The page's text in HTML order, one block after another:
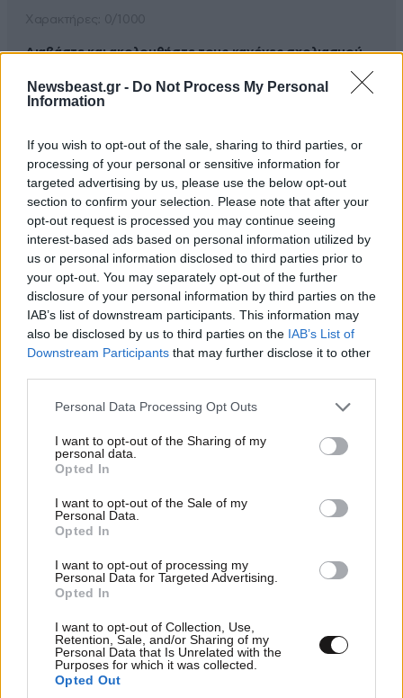
Newsbeast.gr - Do Not Process My Personal
Information
If you wish to opt-out of the sale, sharing to third parties, or
processing of your personal or sensitive information for
targeted advertising by us, please use the below opt-out
section to confirm your selection. Please note that after your
opt-out request is processed you may continue seeing
interest-based ads based on personal information utilized by
us or personal information disclosed to third parties prior to
your opt-out. You may separately opt-out of the further
disclosure of your personal information by third parties on the
IAB’s list of downstream participants. This information may
also be disclosed by us to third parties on the IAB’s List of
Downstream Participants that may further disclose it to other
Please note that this website/app uses one or more Google
not limited to your visit or usage behaviour. You may click to
grant or deny consent to Google and its third-party tags to
use your data for below specified purposes in below Google
consent section.
Personal Data Processing Opt Outs
I want to opt-out of the Sharing of my
personal data.
Opted In
I want to opt-out of the Sale of my
Personal Data.
Opted In
I want to opt-out of processing my
Personal Data for Targeted Advertising.
Opted In
I want to opt-out of Collection, Use,
Retention, Sale, and/or Sharing of my
Personal Data that Is Unrelated with the
Purposes for which it was collected.
Opted Out
Διαβάστε και ακολουθήστε τους κανόνες σχολιασμού
ΠΡΟΣΘΗΚΗ
KΛΕΩΝ 28·08·2016 11:23
Πως εξασφαλιζεις ψηφοφορους για μια ζωη? Τους
αφηνεις αγραμματους και μετα τους κανεις οτι
θες....βλεπε ISIS!
Απαντήστε
Guest01062016 28·08·2016 12:24
Απαντήστε
ΠΕΡΙΣΣΟΤΕΡΑ ΣΧΟΛΙΑ